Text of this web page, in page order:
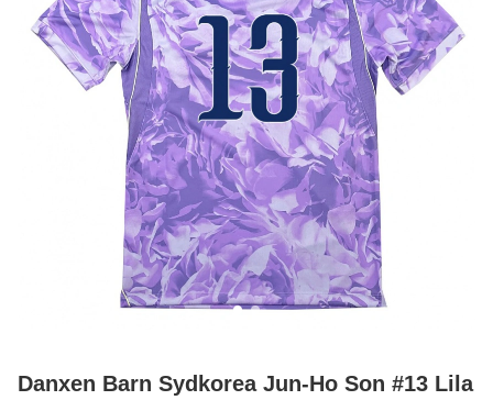
Danxen Barn Sydkorea Jun-Ho Son #13 Lila